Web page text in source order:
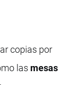
copias por
las mesas